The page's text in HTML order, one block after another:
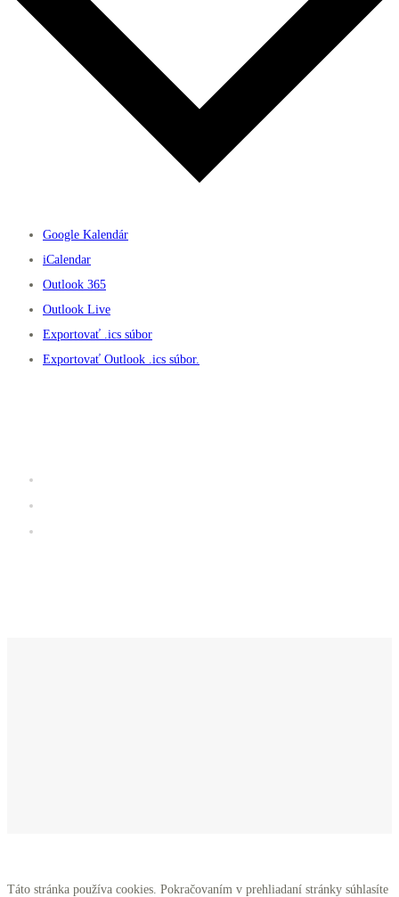
Google Kalendár
iCalendar
Outlook 365
Outlook Live
Exportovať .ics súbor
Exportovať Outlook .ics súbor.
Táto stránka používa cookies. Pokračovaním v prehliadaní stránky súhlasíte